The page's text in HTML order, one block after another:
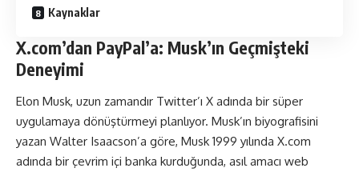
Kaynaklar
X.com’dan PayPal’a: Musk’ın Geçmişteki
Deneyimi
Elon Musk, uzun zamandır Twitter’ı X adında bir süper
uygulamaya dönüştürmeyi planlıyor. Musk’ın biyografisini
yazan Walter Isaacson’a göre, Musk 1999 yılında X.com
adında bir çevrim içi banka kurduğunda, asıl amacı web